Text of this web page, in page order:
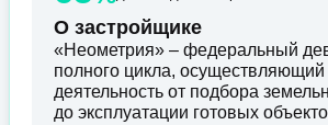
О застройщике
«Неометрия» – федеральный
полного цикла,
деятельность от подбора
до эксплуатации готовых